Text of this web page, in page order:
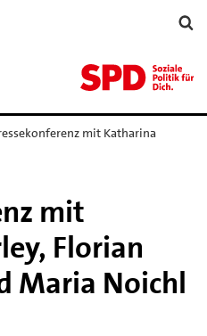
mit Katharina
mit
Florian
Maria Noichl